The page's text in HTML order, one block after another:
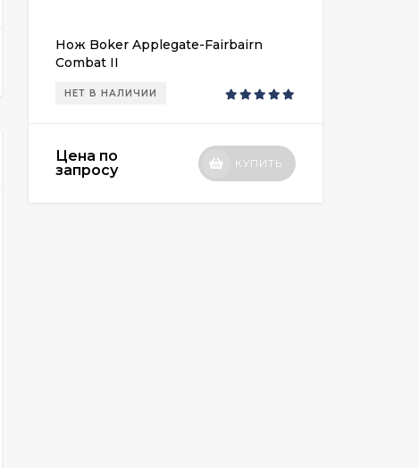
Нож Boker Applegate-Fairbairn
Combat II
НЕТ В НАЛИЧИИ
Цена по
запросу
КУПИТЬ